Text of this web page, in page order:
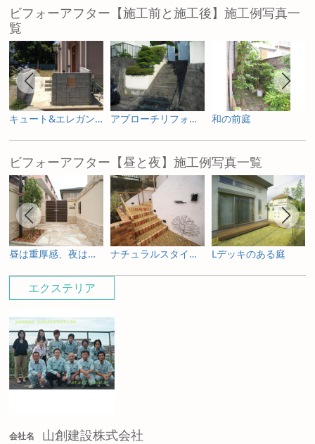
エクステリア
会社名 山創建設株式会社
ビフォーアフター【施工前と施工後】施工例写真一
覧
キュート&エレガントスタイルのエクステリア アプローチリフォーム～ナチュラルスタイル～ 和の前庭
ビフォーアフター【昼と夜】施工例写真一覧
昼は重厚感、夜は温かみのあるアプローチ ナチュラルスタイルアプローチ Lデッキのある庭